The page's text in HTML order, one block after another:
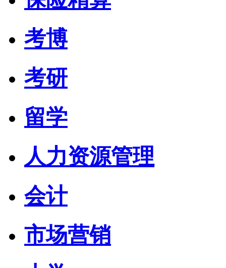
考博
考研
留学
人力资源管理
会计
市场营销